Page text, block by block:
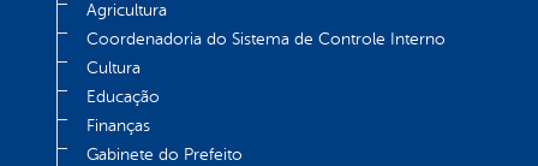
Agricultura
Coordenadoria do Sistema de Controle Interno
Cultura
Educação
Finanças
Gabinete do Prefeito